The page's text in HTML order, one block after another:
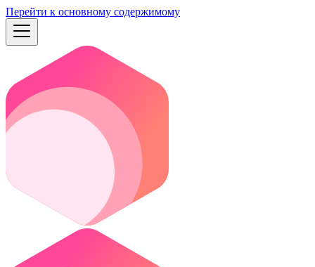
Перейти к основному содержимому